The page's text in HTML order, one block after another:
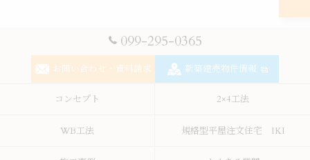
099-295-0365
お問い合わせ・資料請求 新築建売物件情報
コンセプト 2×4工法
WB工法 規格型平屋注文住宅 IKI